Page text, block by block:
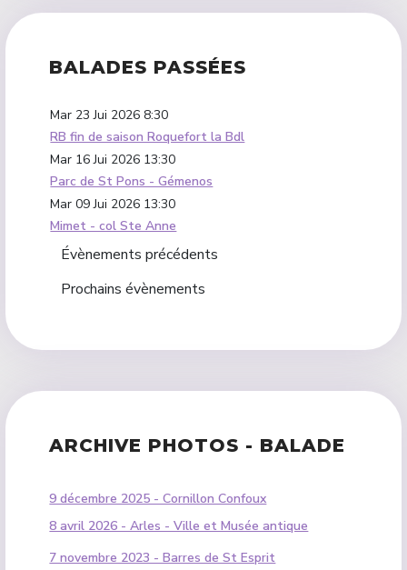
BALADES PASSÉES
Mar 23 Jui 2026 8:30
RB fin de saison Roquefort la Bdl
Mar 16 Jui 2026 13:30
Parc de St Pons - Gémenos
Mar 09 Jui 2026 13:30
Mimet - col Ste Anne
Évènements précédents
Prochains évènements
ARCHIVE PHOTOS - BALADE
9 décembre 2025 - Cornillon Confoux
8 avril 2026 - Arles - Ville et Musée antique
7 novembre 2023 - Barres de St Esprit